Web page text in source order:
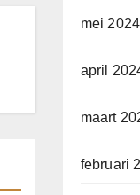
mei 2024
april
maart
februari